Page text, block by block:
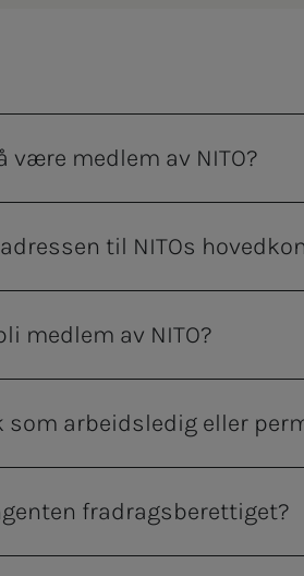
være medlem av NITO?
til NITOs
medlem av NITO?
arbeidsledig eller
fradragsberettiget?